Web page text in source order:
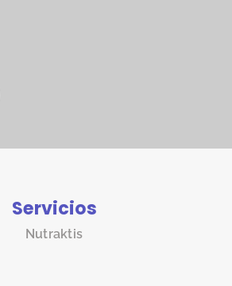
Servicios
Nutraktis